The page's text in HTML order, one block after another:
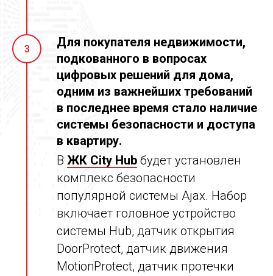
3
Для покупателя недвижимости,
подкованного в вопросах
цифровых решений для дома,
одним из важнейших требований
в последнее время стало наличие
системы безопасности и доступа
в квартиру.
В ЖК City Hub будет установлен
комплекс безопасности
популярной системы Ajax. Набор
включает головное устройство
системы Hub, датчик открытия
DoorProtect, датчик движения
MotionProtect, датчик протечки